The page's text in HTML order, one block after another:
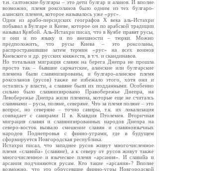
т.н. салтовские булгары – это дети булгар и аланов. И вполне
возможно, племя роксоланов было одним из тех булгаро-
аланских племен, которое называлось уже «рус».
Один из арабо-персидских географов X века аль-Истахри
побывал в Булгаре и Киеве, которое он по арабской традиции
называл Куябой. Аль-Истахри писал, что в Куябе правят русы,
и они и по языку и по внешности – тюрки. Можно
предположить, что русы Киева – это роксоланы,
распространившие затем термин «рус» на всех воинов
Киевского и др. русских княжеств, в т.ч. и скандинавов.
Но тотальная миграция славян на берега Днепра не прошла
просто так – бывшие сарматские, аланские или булгарские
племена были славянизированы, и булгаро-аланское племя
роксоланов (русов) также не избежало этого, хотя они и
остались у власти, а славяне были их подданными. Особенно
сильно было славянизировано Правобережье Днепра, на
Левобережье Днепра жили племена, которые еще не считалсь
славянами – русы, поляне, северяне. Что за племя поляне – это
вопрос, но северяне – точно савиры, т.к. их локализация
совпадает с савирами II в. Клавдия Птолемея. Вторичная
миграция славян и славянизированных народов Днепра на
северо-восток вызвало смешение славян и славяноязычных
народов Поднепровья с финно-уграми, где в будущем
сформируется Новгородская республика.
Истахри писал, что западнее русов живут многочисленное
племя «славийа» (славяне), а к северу от русов живут также
многочисленное и языческое племя «арсания». И славийа и
арсания подчиняются русам. Кто такие «арсания»? Вполне
возможно, что это обрусевшие финно-угры Новгородской